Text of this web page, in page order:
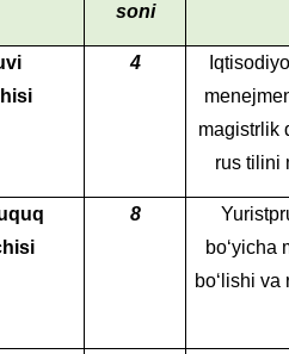
soni
4
magistrlik
rus tilini
8
bo‘yicha
bo‘lishi